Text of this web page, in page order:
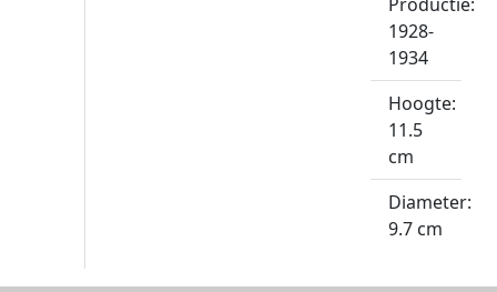
1928-
1934
Hoogte:
11.5
cm
Diameter:
9.7 cm